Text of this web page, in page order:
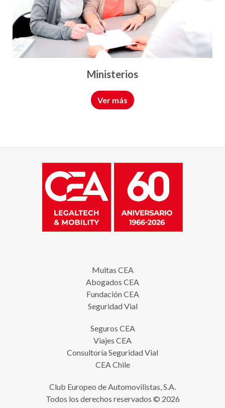
Ministerios
Ver más
Multas CEA
Abogados CEA
Fundación CEA
Seguridad Vial
Seguros CEA
Viajes CEA
Consultoría Seguridad Vial
CEA Chile
Club Europeo de Automovilistas, S.A.
Todos los derechos reservados © 2026